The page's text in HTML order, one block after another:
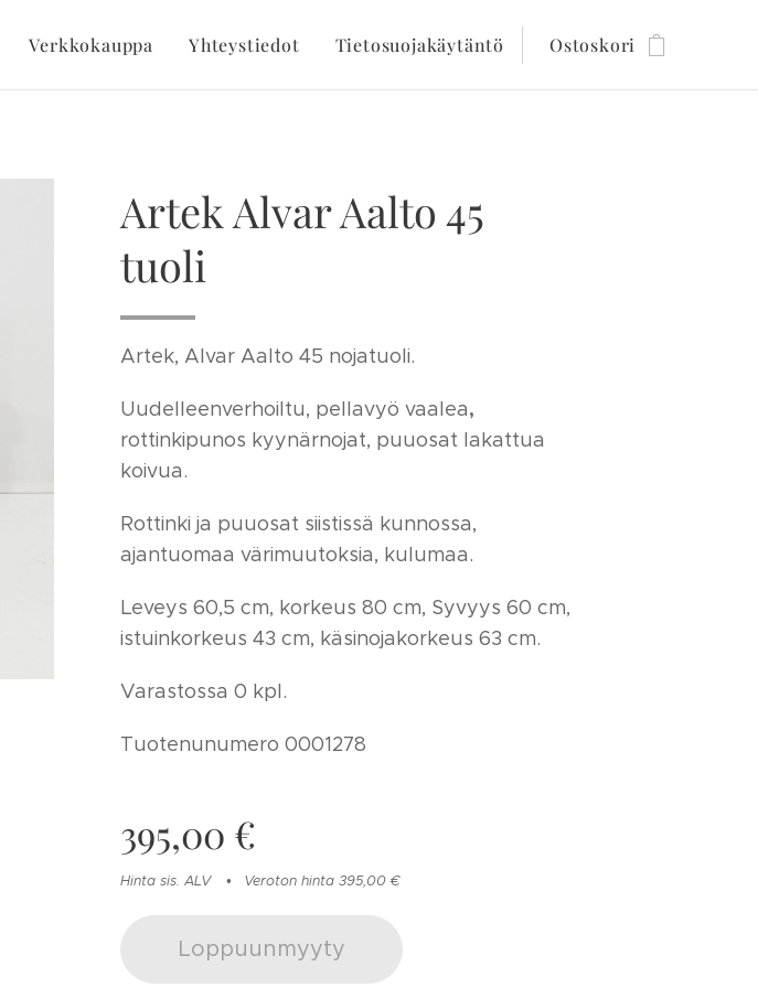
Verkkokauppa Yhteystiedot Tietosuojakäytäntö Ostoskori
Artek Alvar Aalto 45
tuoli
Artek, Alvar Aalto 45 nojatuoli.
Uudelleenverhoiltu, pellavyö vaalea,
rottinkipunos kyynärnojat, puuosat lakattua
koivua.
Rottinki ja puuosat siistissä kunnossa,
ajantuomaa värimuutoksia, kulumaa.
Leveys 60,5 cm, korkeus 80 cm, Syvyys 60 cm,
istuinkorkeus 43 cm, käsinojakorkeus 63 cm.
Varastossa 0 kpl.
Tuotenunumero 0001278
395,00 €
Hinta sis. ALV Veroton hinta 395,00 €
Loppuunmyyty